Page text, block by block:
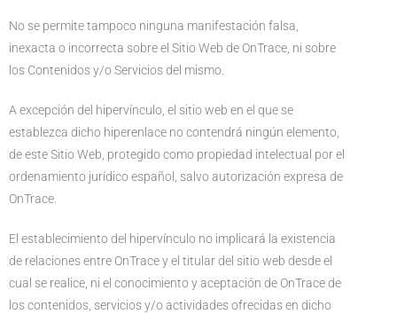
No se permite tampoco ninguna manifestación falsa,
inexacta o incorrecta sobre el Sitio Web de OnTrace, ni sobre
los Contenidos y/o Servicios del mismo.
A excepción del hipervínculo, el sitio web en el que se
establezca dicho hiperenlace no contendrá ningún elemento,
de este Sitio Web, protegido como propiedad intelectual por el
ordenamiento jurídico español, salvo autorización expresa de
OnTrace.
El establecimiento del hipervínculo no implicará la existencia
de relaciones entre OnTrace y el titular del sitio web desde el
cual se realice, ni el conocimiento y aceptación de OnTrace de
los contenidos, servicios y/o actividades ofrecidas en dicho